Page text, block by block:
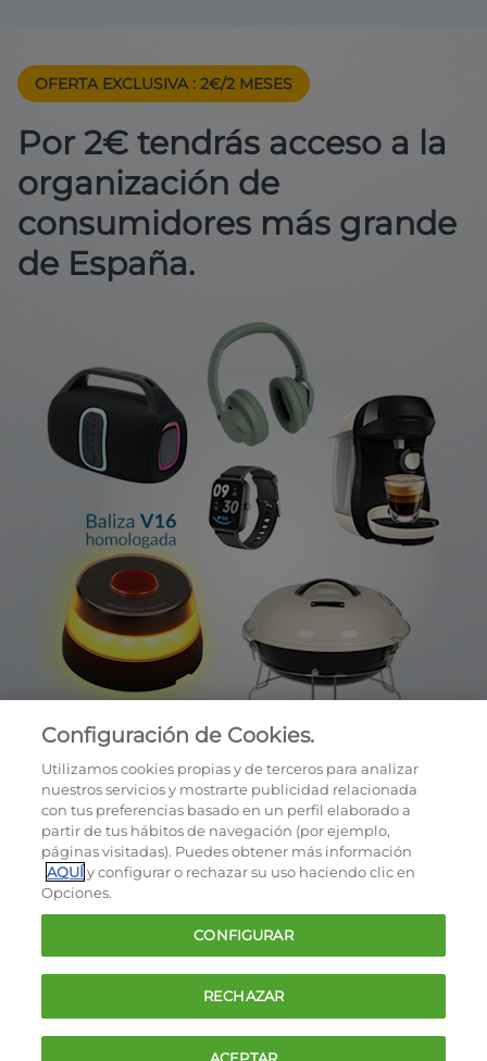
OFERTA EXCLUSIVA : 2€/2 MESES
Por 2€ tendrás acceso a la
organización de
consumidores más grande
de España.
Cookies
Política de privacidad
Términos y condiciones de la oferta
Contacto
FAQ
Configuración de Cookies.
Utilizamos cookies propias y de terceros para analizar
nuestros servicios y mostrarte publicidad relacionada
con tus preferencias basado en un perfil elaborado a
partir de tus hábitos de navegación (por ejemplo,
páginas visitadas). Puedes obtener más información
AQUÍy configurar o rechazar su uso haciendo clic en
Opciones.
CONFIGURAR
RECHAZAR